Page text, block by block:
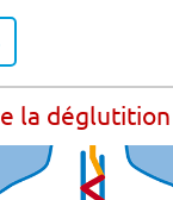
la déglutition